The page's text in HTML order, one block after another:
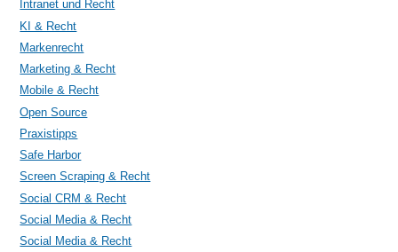
Intranet und Recht
KI & Recht
Markenrecht
Marketing & Recht
Mobile & Recht
Open Source
Praxistipps
Safe Harbor
Screen Scraping & Recht
Social CRM & Recht
Social Media & Recht
Social Media & Recht